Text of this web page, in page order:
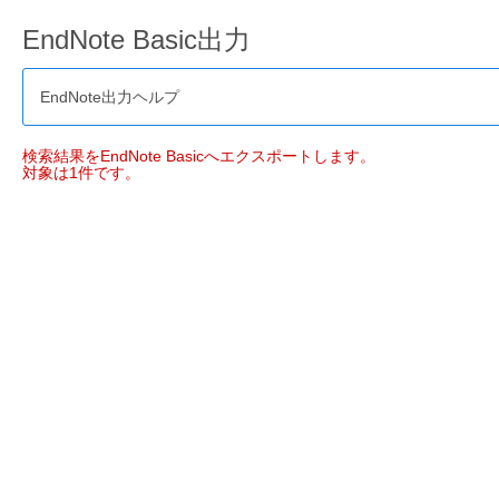
EndNote Basic出力
EndNote出力ヘルプ
検索結果をEndNote Basicへエクスポートします。
対象は1件です。